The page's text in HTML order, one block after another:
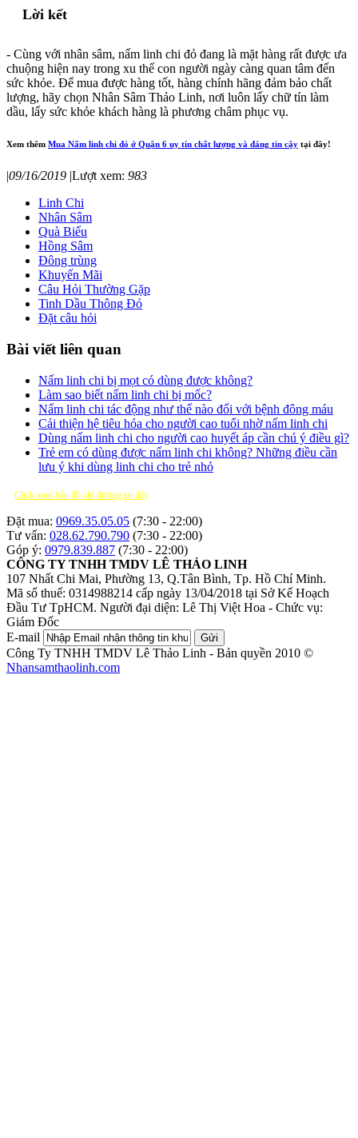
Lời kết
- Cùng với nhân sâm, nấm linh chi đỏ đang là mặt hàng rất được ưa
chuộng hiện nay trong xu thế con người ngày càng quan tâm đến
sức khỏe. Để mua được hàng tốt, hàng chính hãng đảm bảo chất
lượng, hãy chọn Nhân Sâm Thảo Linh, nơi luôn lấy chữ tín làm
dầu, lấy sức khỏe khách hàng là phương châm phục vụ.
Xem thêm Mua Nấm linh chi đỏ ở Quận 6 uy tín chất lượng và đáng tin cậy tại đây!
|09/16/2019 |Lượt xem: 983
Linh Chi
Nhân Sâm
Quà Biếu
Hồng Sâm
Đông trùng
Khuyến Mãi
Câu Hỏi Thường Gặp
Tinh Dầu Thông Đỏ
Đặt câu hỏi
Bài viết liên quan
Nấm linh chi bị mọt có dùng được không?
Làm sao biết nấm linh chi bị mốc?
Nấm linh chi tác động như thế nào đối với bệnh đông máu
Cải thiện hệ tiêu hóa cho người cao tuổi nhờ nấm linh chi
Dùng nấm linh chi cho người cao huyết áp cần chú ý điều gì?
Trẻ em có dùng được nấm linh chi không? Những điều cần
lưu ý khi dùng linh chi cho trẻ nhỏ
Click xem bản đồ chỉ đường tại đây
Đặt mua: 0969.35.05.05 (7:30 - 22:00)
Tư vấn: 028.62.790.790 (7:30 - 22:00)
Góp ý: 0979.839.887 (7:30 - 22:00)
CÔNG TY TNHH TMDV LÊ THẢO LINH
107 Nhất Chi Mai, Phường 13, Q.Tân Bình, Tp. Hồ Chí Minh.
Mã số thuế: 0314988214 cấp ngày 13/04/2018 tại Sở Kế Hoạch
Đầu Tư TpHCM. Người đại diện: Lê Thị Việt Hoa - Chức vụ:
Giám Đốc
E-mail
Gửi
Công Ty TNHH TMDV Lê Thảo Linh - Bản quyền 2010 ©
Nhansamthaolinh.com